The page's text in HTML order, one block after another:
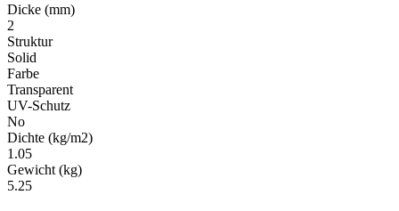
Dicke (mm)
2
Struktur
Solid
Farbe
Transparent
UV-Schutz
No
Dichte (kg/m2)
1.05
Gewicht (kg)
5.25